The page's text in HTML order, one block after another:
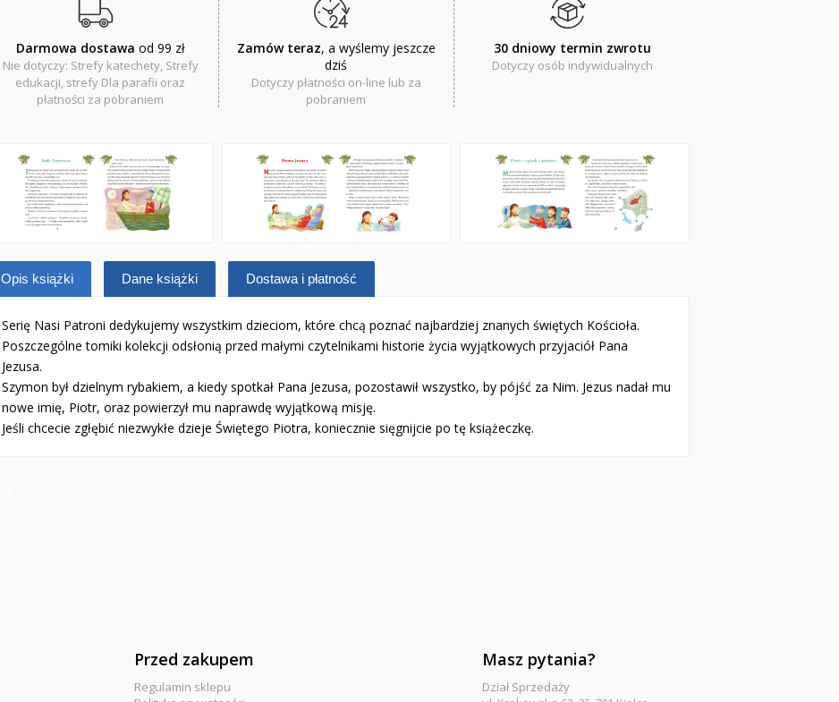
Darmowa dostawa od 99 zł
Nie dotyczy: Strefy katechety, Strefy
edukacji, strefy Dla parafii oraz
płatności za pobraniem
Zamów teraz, a wyślemy jeszcze
dziś
Dotyczy płatności on-line lub za
pobraniem
30 dniowy termin zwrotu
Dotyczy osób indywidualnych
Opis książki Dane książki Dostawa i płatność
Serię Nasi Patroni dedykujemy wszystkim dzieciom, które chcą poznać najbardziej znanych świętych Kościoła.
Poszczególne tomiki kolekcji odsłonią przed małymi czytelnikami historie życia wyjątkowych przyjaciół Pana
Jezusa.
Szymon był dzielnym rybakiem, a kiedy spotkał Pana Jezusa, pozostawił wszystko, by pójść za Nim. Jezus nadał mu
nowe imię, Piotr, oraz powierzył mu naprawdę wyjątkową misję.
Jeśli chcecie zgłębić niezwykłe dzieje Świętego Piotra, koniecznie sięgnijcie po tę książeczkę.
Przed zakupem
Regulamin sklepu
Masz pytania?
Dział Sprzedaży